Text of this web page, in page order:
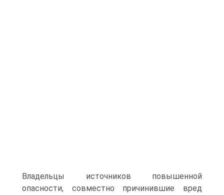
Владельцы источников повышенной
опасности, совместно причинившие вред